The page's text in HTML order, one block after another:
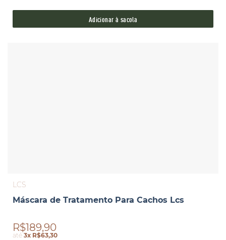
Adicionar à sacola
LCS
Máscara de Tratamento Para Cachos Lcs
R$189,90
até3x R$63,30